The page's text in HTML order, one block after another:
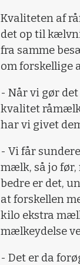
Kvaliteten af
det op til
fra samme
om forskellige
- Når vi gør
kvalitet
har vi givet
- Vi får
mælk, så jo før,
bedre er det,
at forskellen
kilo ekstra
mælkeydelse
- Det er da